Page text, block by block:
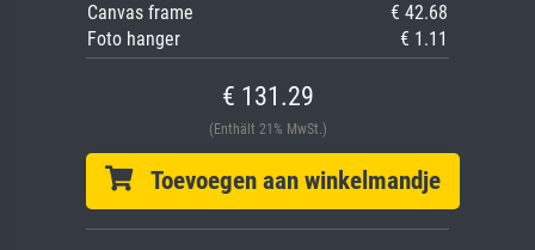
Canvas frame
€ 42.68
Foto hanger
€ 1.11
€ 131.29
(Enthält 21% MwSt.)
Toevoegen aan winkelmandje